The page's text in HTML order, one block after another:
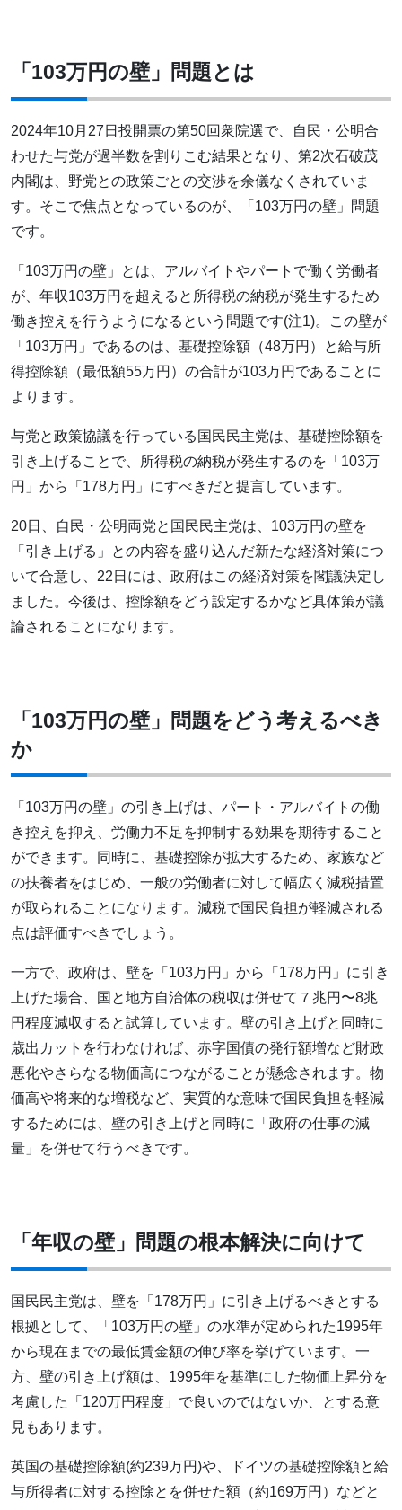
「103万円の壁」問題とは
2024年10月27日投開票の第50回衆院選で、自民・公明合
わせた与党が過半数を割りこむ結果となり、第2次石破茂
内閣は、野党との政策ごとの交渉を余儀なくされていま
す。そこで焦点となっているのが、「103万円の壁」問題
です。
「103万円の壁」とは、アルバイトやパートで働く労働者
が、年収103万円を超えると所得税の納税が発生するため
働き控えを行うようになるという問題です(注1)。この壁が
「103万円」であるのは、基礎控除額（48万円）と給与所
得控除額（最低額55万円）の合計が103万円であることに
よります。
与党と政策協議を行っている国民民主党は、基礎控除額を
引き上げることで、所得税の納税が発生するのを「103万
円」から「178万円」にすべきだと提言しています。
20日、自民・公明両党と国民民主党は、103万円の壁を
「引き上げる」との内容を盛り込んだ新たな経済対策につ
いて合意し、22日には、政府はこの経済対策を閣議決定し
ました。今後は、控除額をどう設定するかなど具体策が議
論されることになります。
「103万円の壁」問題をどう考えるべき
か
「103万円の壁」の引き上げは、パート・アルバイトの働
き控えを抑え、労働力不足を抑制する効果を期待すること
ができます。同時に、基礎控除が拡大するため、家族など
の扶養者をはじめ、一般の労働者に対して幅広く減税措置
が取られることになります。減税で国民負担が軽減される
点は評価すべきでしょう。
一方で、政府は、壁を「103万円」から「178万円」に引き
上げた場合、国と地方自治体の税収は併せて７兆円〜8兆
円程度減収すると試算しています。壁の引き上げと同時に
歳出カットを行わなければ、赤字国債の発行額増など財政
悪化やさらなる物価高につながることが懸念されます。物
価高や将来的な増税など、実質的な意味で国民負担を軽減
するためには、壁の引き上げと同時に「政府の仕事の減
量」を併せて行うべきです。
「年収の壁」問題の根本解決に向けて
国民民主党は、壁を「178万円」に引き上げるべきとする
根拠として、「103万円の壁」の水準が定められた1995年
から現在までの最低賃金額の伸び率を挙げています。一
方、壁の引き上げ額は、1995年を基準にした物価上昇分を
考慮した「120万円程度」で良いのではないか、とする意
見もあります。
英国の基礎控除額(約239万円)や、ドイツの基礎控除額と給
与所得者に対する控除とを併せた額（約169万円）などと